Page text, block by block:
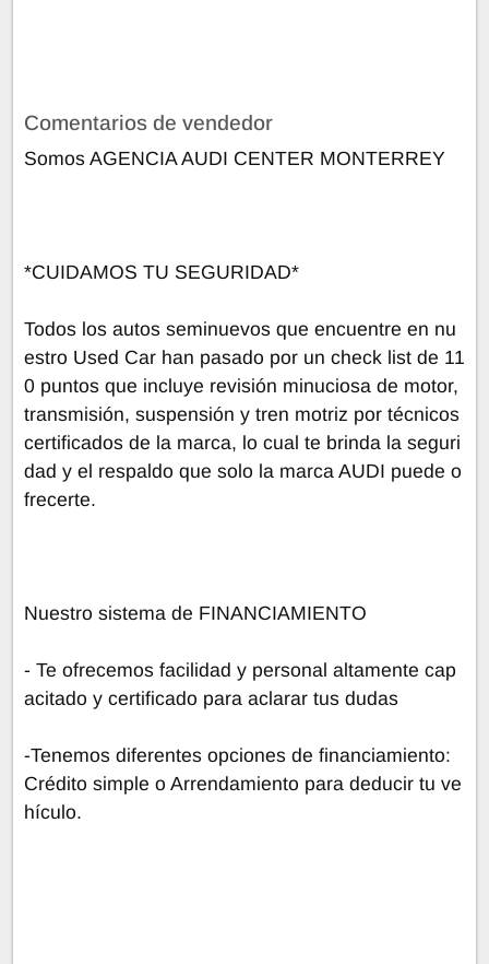
Comentarios de vendedor
Somos AGENCIA AUDI CENTER MONTERREY
*CUIDAMOS TU SEGURIDAD*
Todos los autos seminuevos que encuentre en nu
estro Used Car han pasado por un check list de 11
0 puntos que incluye revisión minuciosa de motor,
transmisión, suspensión y tren motriz por técnicos
certificados de la marca, lo cual te brinda la seguri
dad y el respaldo que solo la marca AUDI puede o
frecerte.
Nuestro sistema de FINANCIAMIENTO
- Te ofrecemos facilidad y personal altamente cap
acitado y certificado para aclarar tus dudas
-Tenemos diferentes opciones de financiamiento:
Crédito simple o Arrendamiento para deducir tu ve
hículo.